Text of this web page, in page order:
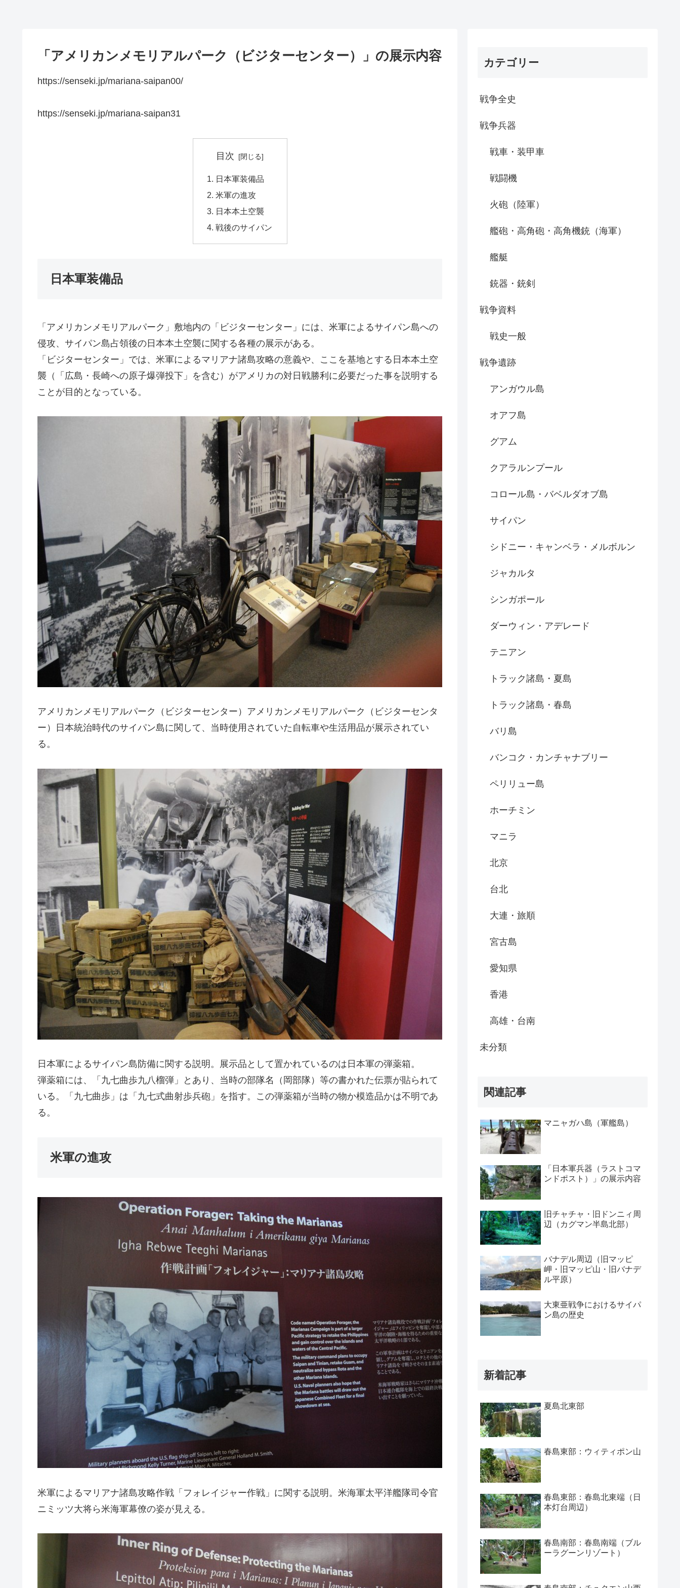
「アメリカンメモリアルパーク（ビジターセンター）」の展示内容
https://senseki.jp/mariana-saipan00/
https://senseki.jp/mariana-saipan31
目次
日本軍装備品
米軍の進攻
日本本土空襲
戦後のサイパン
日本軍装備品
「アメリカンメモリアルパーク」敷地内の「ビジターセンター」には、米軍によるサイパン島への
侵攻、サイパン島占領後の日本本土空襲に関する各種の展示がある。
「ビジターセンター」では、米軍によるマリアナ諸島攻略の意義や、ここを基地とする日本本土空
襲（「広島・長崎への原子爆弾投下」を含む）がアメリカの対日戦勝利に必要だった事を説明する
ことが目的となっている。
アメリカンメモリアルパーク（ビジターセンター）アメリカンメモリアルパーク（ビジターセンタ
ー）日本統治時代のサイパン島に関して、当時使用されていた自転車や生活用品が展示されてい
る。
日本軍によるサイパン島防備に関する説明。展示品として置かれているのは日本軍の弾薬箱。
弾薬箱には、「九七曲歩九八榴弾」とあり、当時の部隊名（岡部隊）等の書かれた伝票が貼られて
いる。「九七曲歩」は「九七式曲射歩兵砲」を指す。この弾薬箱が当時の物か模造品かは不明であ
る。
米軍の進攻
米軍によるマリアナ諸島攻略作戦「フォレイジャー作戦」に関する説明。米海軍太平洋艦隊司令官
ニミッツ大将ら米海軍幕僚の姿が見える。
カテゴリー
戦争全史
戦争兵器
戦車・装甲車
戦闘機
火砲（陸軍）
艦砲・高角砲・高角機銃（海軍）
艦艇
銃器・銃剣
戦争資料
戦史一般
戦争遺跡
アンガウル島
オアフ島
グアム
クアラルンプール
コロール島・バベルダオブ島
サイパン
シドニー・キャンベラ・メルボルン
ジャカルタ
シンガポール
ダーウィン・アデレード
テニアン
トラック諸島・夏島
トラック諸島・春島
バリ島
バンコク・カンチャナブリー
ペリリュー島
ホーチミン
マニラ
北京
台北
大連・旅順
宮古島
愛知県
香港
高雄・台南
未分類
関連記事
マニャガハ島（軍艦島）
「日本軍兵器（ラストコマ
ンドポスト）」の展示内容
旧チャチャ・旧ドンニィ周
辺（カグマン半島北部）
バナデル周辺（旧マッピ
岬・旧マッピ山・旧バナデ
ル平原）
大東亜戦争におけるサイパ
ン島の歴史
新着記事
夏島北東部
春島東部：ウィティポン山
春島東部：春島北東端（日
本灯台周辺）
春島南部：春島南端（ブル
ーラグーンリゾート）